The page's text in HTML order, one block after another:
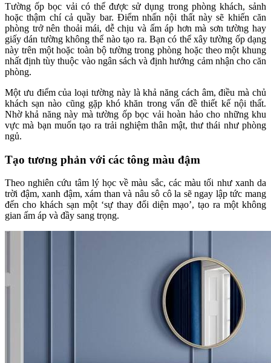
Tường ốp bọc vải có thể được sử dụng trong phòng khách, sảnh
hoặc thậm chí cả quầy bar. Điểm nhấn nội thất này sẽ khiến căn
phòng trở nên thoải mái, dễ chịu và ấm áp hơn mà sơn tường hay
giấy dán tường không thể nào tạo ra. Bạn có thể xây tường ốp dạng
này trên một hoặc toàn bộ tường trong phòng hoặc theo một khung
nhất định tùy thuộc vào ngân sách và định hướng cảm nhận cho căn
phòng.
Một ưu điểm của loại tường này là khả năng cách âm, điều mà chủ
khách sạn nào cũng gặp khó khăn trong vấn đề thiết kế nội thất.
Nhờ khả năng này mà tường ốp bọc vải hoàn hảo cho những khu
vực mà bạn muốn tạo ra trải nghiệm thân mật, thư thái như phòng
ngủ.
Tạo tương phản với các tông màu đậm
Theo nghiên cứu tâm lý học về màu sắc, các màu tối như xanh da
trời đậm, xanh đậm, xám than và nâu sô cô la sẽ ngay lập tức mang
đến cho khách sạn một ‘sự thay đổi diện mạo’, tạo ra một không
gian ấm áp và đầy sang trọng.